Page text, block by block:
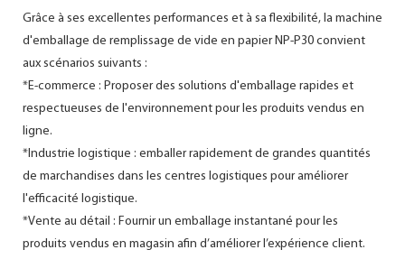
Grâce à ses excellentes performances et à sa flexibilité, la machine
d'emballage de remplissage de vide en papier NP-P30 convient
aux scénarios suivants :
*E-commerce : Proposer des solutions d'emballage rapides et
respectueuses de l'environnement pour les produits vendus en
ligne.
*Industrie logistique : emballer rapidement de grandes quantités
de marchandises dans les centres logistiques pour améliorer
l'efficacité logistique.
*Vente au détail : Fournir un emballage instantané pour les
produits vendus en magasin afin d’améliorer l’expérience client.